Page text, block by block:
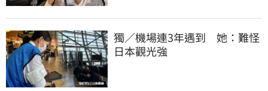
獨／機場連3年遇到　她：難怪
日本觀光強